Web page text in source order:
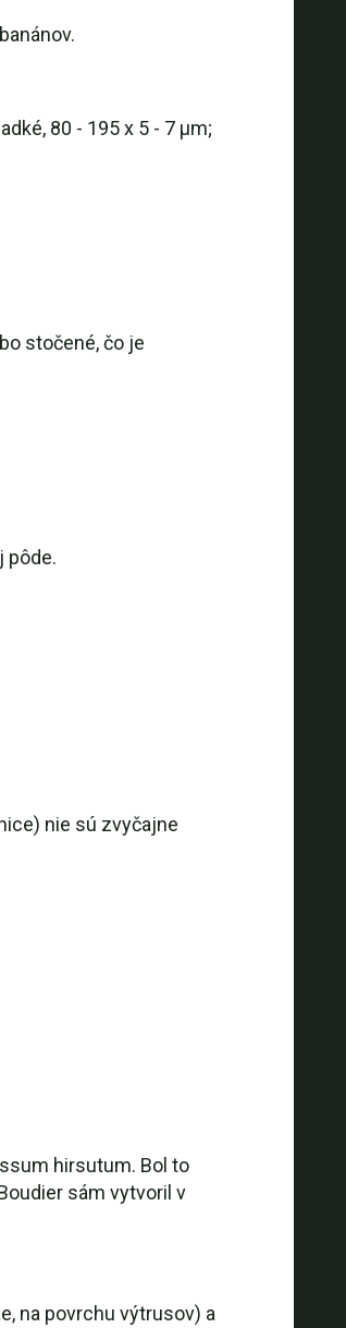
80 - 195 x 5 - 7 µm;
stočené, čo je
pôde.
nie sú zvyčajne
hirsutum. Bol to
sám vytvoril v
na povrchu výtrusov) a